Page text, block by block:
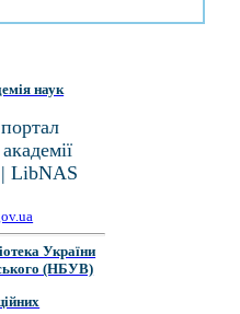
наук
| LibNAS
України
(НБУВ)